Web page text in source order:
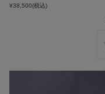
¥38,500(税込)